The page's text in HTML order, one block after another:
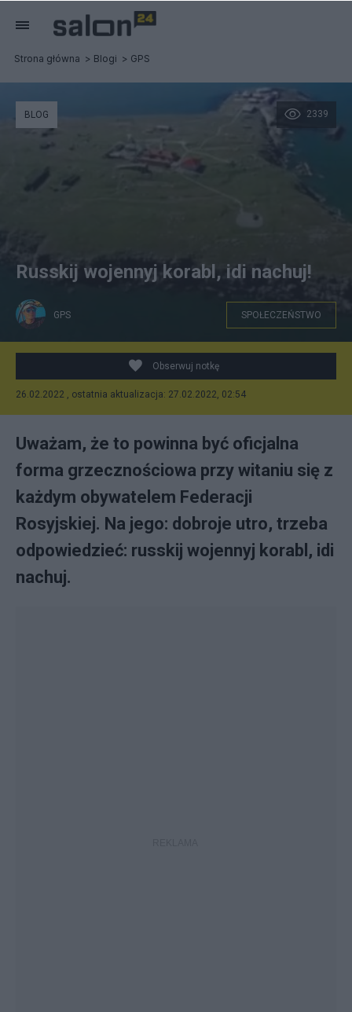
Strona główna Blogi GPS
2339
BLOG
Russkij wojennyj korabl, idi nachuj!
GPS SPOŁECZEŃSTWO
Obserwuj notkę
26.02.2022 , ostatnia aktualizacja: 27.02.2022, 02:54
Uważam, że to powinna być oficjalna
forma grzecznościowa przy witaniu się z
każdym obywatelem Federacji
Rosyjskiej. Na jego: dobroje utro, trzeba
odpowiedzieć: russkij wojennyj korabl, idi
nachuj.